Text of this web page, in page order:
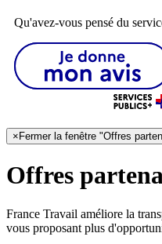
Qu'avez-vous pensé du
×Fermer la fenêtre "Offres
Offres
France Travail améliore la
vous proposant plus